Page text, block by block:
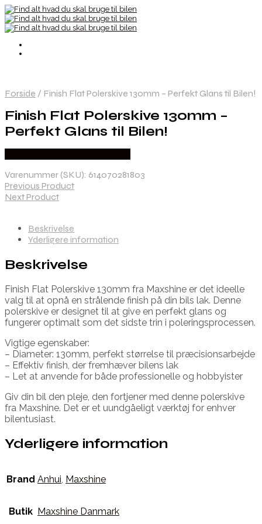
Forside / Finish Flat Polerskive 130mm – Perfekt Glans til Bilen!
Finish Flat Polerskive 130mm –
Perfekt Glans til Bilen!
Varenummer (SKU): 614070281803
Previous Product
Next Product
Beskrivelse
Yderligere information
Beskrivelse
Finish Flat Polerskive 130mm fra Maxshine er det ideelle
valg til at opnå en strålende finish på din bils lak. Denne
polerskive er designet til at give en perfekt glans og
fungerer optimalt som det sidste trin i poleringsprocessen.
Vigtige egenskaber:
– Diameter: 130mm, perfekt størrelse til præcisionsarbejde
– Effektiv finish, der fremhæver bilens lak
– Let at anvende for både professionelle og hobbyister
Giv din bil den pleje, den fortjener med denne polerskive
fra Maxshine. Det er et uundgåeligt værktøj for enhver
bilentusiast.
Yderligere information
Brand Anhui, Maxshine
Butik Maxshine Danmark